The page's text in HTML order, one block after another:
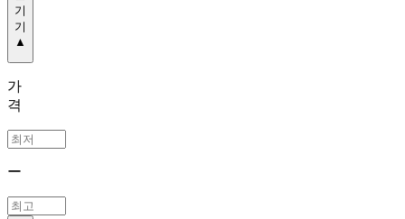
기
기
▲
가
격
ー